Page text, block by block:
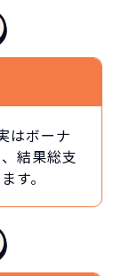
はボーナ
結果総支
す。